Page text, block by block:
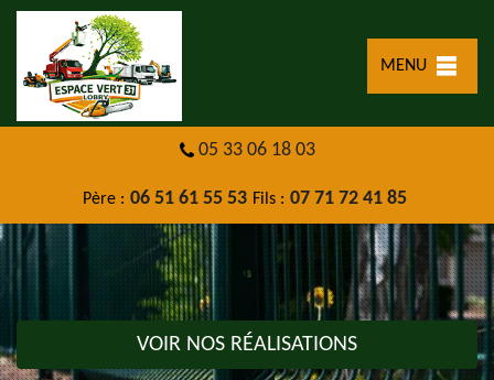
MENU
05 33 06 18 03
Père : 06 51 61 55 53 Fils : 07 71 72 41 85
VOIR NOS RÉALISATIONS